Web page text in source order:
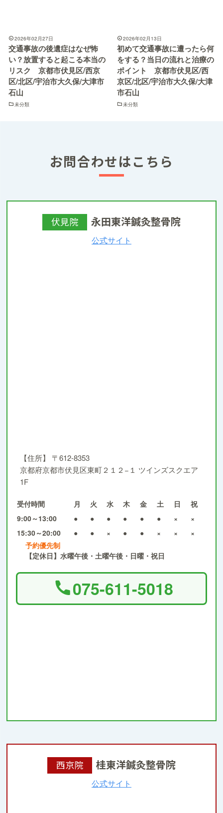
2026年02月27日
交通事故の後遺症はなぜ怖
い？放置すると起こる本当の
リスク 京都市伏見区/西京
区/北区/宇治市大久保/大津市
石山
未分類
2026年02月13日
初めて交通事故に遭ったら何
をする？当日の流れと治療の
ポイント 京都市伏見区/西
京区/北区/宇治市大久保/大津
市石山
未分類
お問合わせはこちら
伏見院 永田東洋鍼灸整骨院
公式サイト
【住所】
〒612-8353
京都府京都市伏見区東町２１２−１ ツインズスクエア
1F
受付時間 月 火 水 木 金 土 日
祝
9:00～13:00
● ● ● ● ● ● ×
×
15:30～20:00
● ● × ● ● × ×
×
予約優先制
【定休日】水曜午後・土曜午後・日曜・祝日
075-611-5018
西京院 桂東洋鍼灸整骨院
公式サイト